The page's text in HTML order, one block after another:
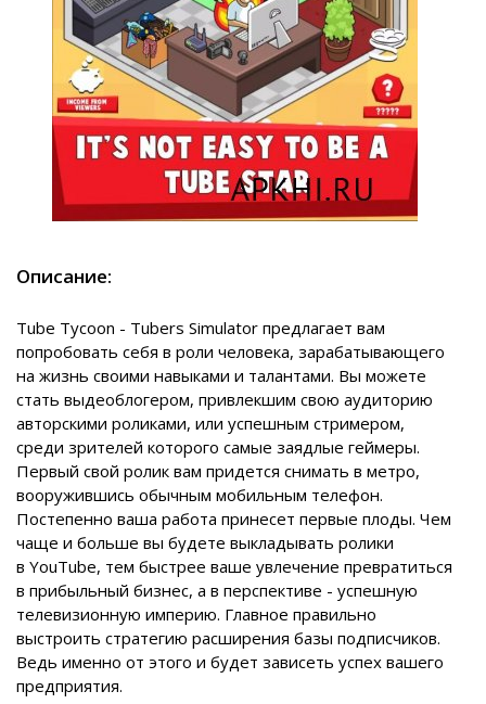
Описание:
Tube Tycoon - Tubers Simulator предлагает вам
попробовать себя в роли человека, зарабатывающего
на жизнь своими навыками и талантами. Вы можете
стать выдеоблогером, привлекшим свою аудиторию
авторскими роликами, или успешным стримером,
среди зрителей которого самые заядлые геймеры.
Первый свой ролик вам придется снимать в метро,
вооружившись обычным мобильным телефон.
Постепенно ваша работа принесет первые плоды. Чем
чаще и больше вы будете выкладывать ролики
в YouTube, тем быстрее ваше увлечение превратиться
в прибыльный бизнес, а в перспективе - успешную
телевизионную империю. Главное правильно
выстроить стратегию расширения базы подписчиков.
Ведь именно от этого и будет зависеть успех вашего
предприятия.